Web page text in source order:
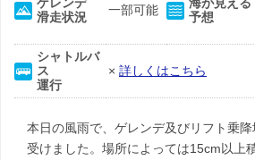
滑走状況
一部可能
予想
シャトルバ
ス
運行
× 詳しくはこちら
本日の風雨で、ゲレンデ及びリフト乗
受けました。場所によっては15cm以上